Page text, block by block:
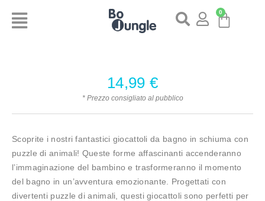
0
14,99 €
* Prezzo consigliato al pubblico
Scoprite i nostri fantastici giocattoli da bagno in schiuma con
puzzle di animali! Queste forme affascinanti accenderanno
l’immaginazione del bambino e trasformeranno il momento
del bagno in un’avventura emozionante. Progettati con
divertenti puzzle di animali, questi giocattoli sono perfetti per